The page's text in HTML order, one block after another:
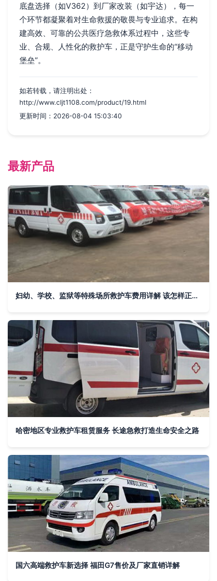
底盘选择（如V362）到厂家改装（如宇达），每一
个环节都凝聚着对生命救援的敬畏与专业追求。在构
建高效、可靠的公共医疗急救体系过程中，这些专
业、合规、人性化的救护车，正是守护生命的“移动
堡垒”。
如若转载，请注明出处：
http://www.cljt1108.com/product/19.html
更新时间：2026-08-04 15:03:40
最新产品
妇幼、学校、监狱等特殊场所救护车费用详解 该怎样正确叫救护车？
哈密地区专业救护车租赁服务 长途急救打造生命安全之路
国六高端救护车新选择 福田G7售价及厂家直销详解